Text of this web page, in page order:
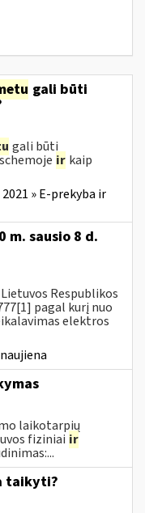
gali būti
gali būti
ir kaip
» E-prekyba ir
m. sausio 8 d.
Respublikos
pagal kurį nuo
elektros
laikotarpių
fiziniai ir
taikyti?